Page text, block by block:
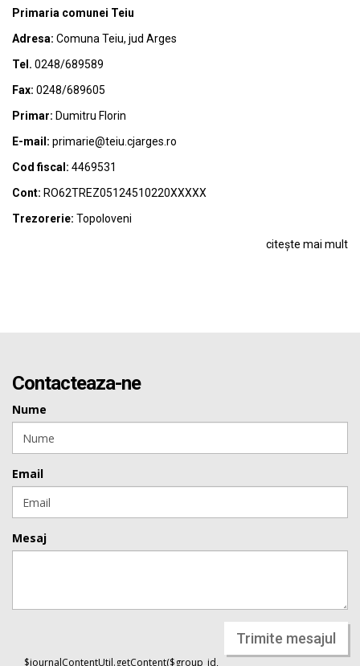
Primaria comunei Teiu
Adresa: Comuna Teiu, jud Arges
Tel. 0248/689589
Fax: 0248/689605
Primar: Dumitru Florin
E-mail: primarie@teiu.cjarges.ro
Cod fiscal: 4469531
Cont: RO62TREZ05124510220XXXXX
Trezorerie: Topoloveni
citește mai mult
Contacteaza-ne
Nume
Email
Mesaj
Trimite mesajul
$journalContentUtil.getContent($group_id,